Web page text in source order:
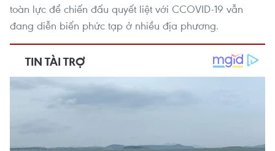
toàn lực để chiến đấu quyết liệt với CCOVID-19 vẫn
đang diễn biến phức tạp ở nhiều địa phương.